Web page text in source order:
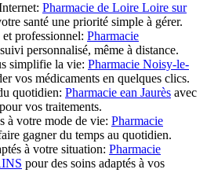
Pharmacie de Loire Loire sur
santé une priorité simple à gérer.
professionnel: Pharmacie
personnalisé, même à distance.
simplifie la vie: Pharmacie Noisy-le-
vos médicaments en quelques clics.
quotidien: Pharmacie ean Jaurès avec
vos traitements.
à votre mode de vie: Pharmacie
gagner du temps au quotidien.
à votre situation: Pharmacie
pour des soins adaptés à vos